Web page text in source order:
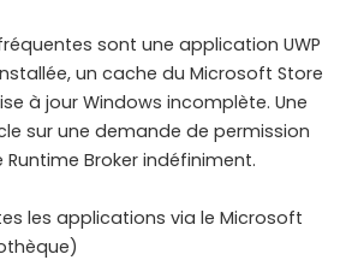
sont une application UWP
un cache du Microsoft Store
à jour Windows incomplète. Une
sur une demande de permission
Broker indéfiniment.
les applications via le Microsoft